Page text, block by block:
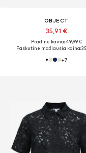
OBJECT
35,91 €
Pradinė kaina: 49,99 €
Paskutinė mažiausia kaina:
+7